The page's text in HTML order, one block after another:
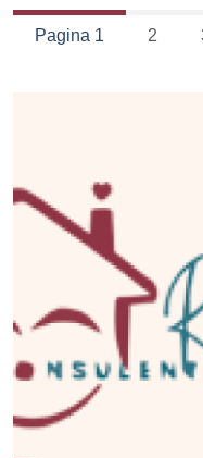
Pagina 1 2